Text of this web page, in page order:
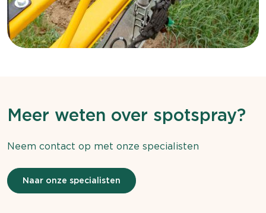
Meer weten over spotspray?
Neem contact op met onze specialisten
Naar onze specialisten